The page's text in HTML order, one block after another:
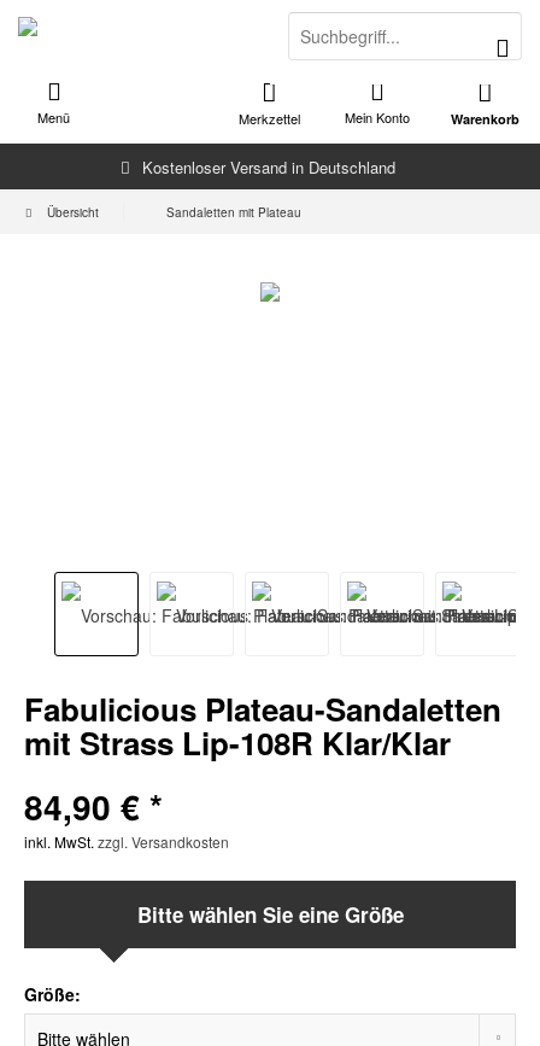
Kostenloser Versand in Deutschland
Warenkorb
Merkzettel Mein Konto
Menü
Übersicht Sandaletten mit Plateau
Fabulicious Plateau-Sandaletten
mit Strass Lip-108R Klar/Klar
84,90 € *
inkl. MwSt. zzgl. Versandkosten
Bitte wählen Sie eine Größe
Größe: